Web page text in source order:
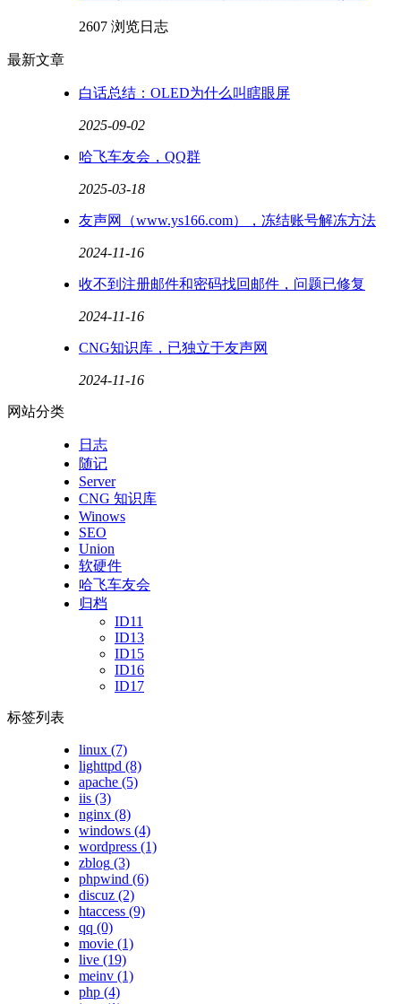
2607 浏览日志
最新文章
白话总结：OLED为什么叫瞎眼屏
2025-09-02
哈飞车友会，QQ群
2025-03-18
友声网（www.ys166.com），冻结账号解冻方法
2024-11-16
收不到注册邮件和密码找回邮件，问题已修复
2024-11-16
CNG知识库，已独立于友声网
2024-11-16
网站分类
日志
随记
Server
CNG 知识库
Winows
SEO
Union
软硬件
哈飞车友会
归档
ID11
ID13
ID15
ID16
ID17
标签列表
linux (7)
lighttpd (8)
apache (5)
iis (3)
nginx (8)
windows (4)
wordpress (1)
zblog (3)
phpwind (6)
discuz (2)
htaccess (9)
qq (0)
movie (1)
live (19)
meinv (1)
php (4)